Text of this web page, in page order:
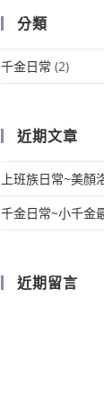
分類
千金日常 (2)
近期文章
上班族日常~美顏
千金日常~小千金
近期留言